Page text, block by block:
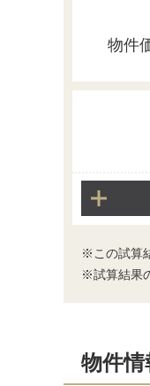
その他
ファミリー
物件
※この試算
※試算結果
物件情